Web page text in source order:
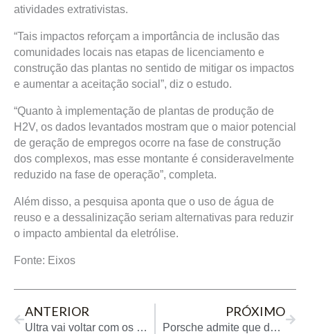
atividades extrativistas.
“Tais impactos reforçam a importância de inclusão das
comunidades locais nas etapas de licenciamento e
construção das plantas no sentido de mitigar os impactos
e aumentar a aceitação social”, diz o estudo.
“Quanto à implementação de plantas de produção de
H2V, os dados levantados mostram que o maior potencial
de geração de empregos ocorre na fase de construção
dos complexos, mas esse montante é consideravelmente
reduzido na fase de operação”, completa.
Além disso, a pesquisa aponta que o uso de água de
reuso e a dessalinização seriam alternativas para reduzir
o impacto ambiental da eletrólise.
Fonte: Eixos
ANTERIOR
Ultra vai voltar com os postos Texaco, uma aposta no público
PRÓXIMO
Porsche admite que demanda por carros a gasolina segue alta